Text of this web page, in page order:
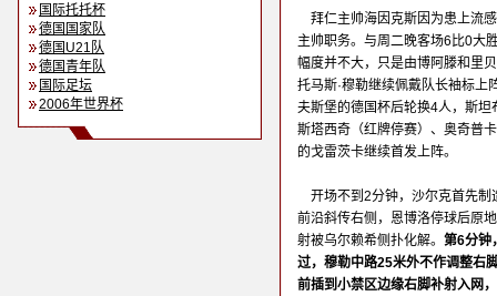
国际托托杯
德国国家队
德国U21队
德国青年队
国际足坛
2006年世界杯
拜仁主帅海因克斯因为患上流
主帅职务。与周二晚客场6比0大
幅度并不大，只是由博阿滕和里
托马斯·穆勒继续佩戴队长袖标上
夫斯堡的德国杯后轮换4人，斯
斯塔西奇（红牌停赛）、奥奇普
的戈雷茨卡继续首发上阵。
开场不到2分钟，沙尔克首先
前沿斜传右侧，恩博洛停球后原
射被乌尔赖希侧扑化解。 第6分钟
过，穆勒中路25米外不作调整右
前插到小禁区边缘右脚补射入网